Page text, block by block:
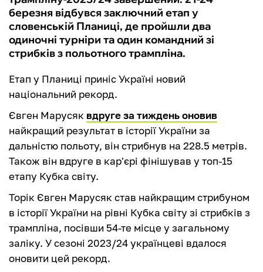
березня відбувся заключний етап у
словенській Планиці, де пройшли два
одиночні турніри та один командний зі
стрибків з польотного трампліна.
Етап у Планиці приніс Україні новий
національний рекорд.
Євген Марусяк вдруге за тиждень оновив
найкращий результат в історії України за
дальністю польоту, він стрибнув на 228.5 метрів.
Також він вдруге в кар'єрі фінішував у топ-15
етапу Кубка світу.
Торік Євген Марусяк став найкращим стрибуном
в історії України на рівні Кубка світу зі стрибків з
трампліна, посівши 54-те місце у загальному
заліку. У сезоні 2023/24 українцеві вдалося
оновити цей рекорд.